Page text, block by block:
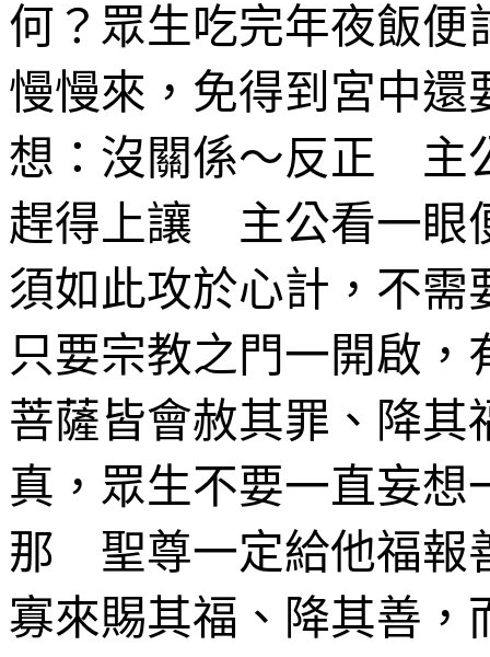
何？眾生吃完年夜飯便
慢慢來，免得到宮中還
想：沒關係～反正 主
趕得上讓 主公看一眼
須如此攻於心計，不需
只要宗教之門一開啟
菩薩皆會赦其罪、降其
真，眾生不要一直妄想
那 聖尊一定給他福報
寡來賜其福、降其善，